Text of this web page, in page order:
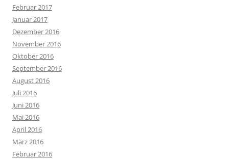
Februar 2017
Januar 2017
Dezember 2016
November 2016
Oktober 2016
September 2016
August 2016
Juli 2016
Juni 2016
Mai 2016
April 2016
März 2016
Februar 2016